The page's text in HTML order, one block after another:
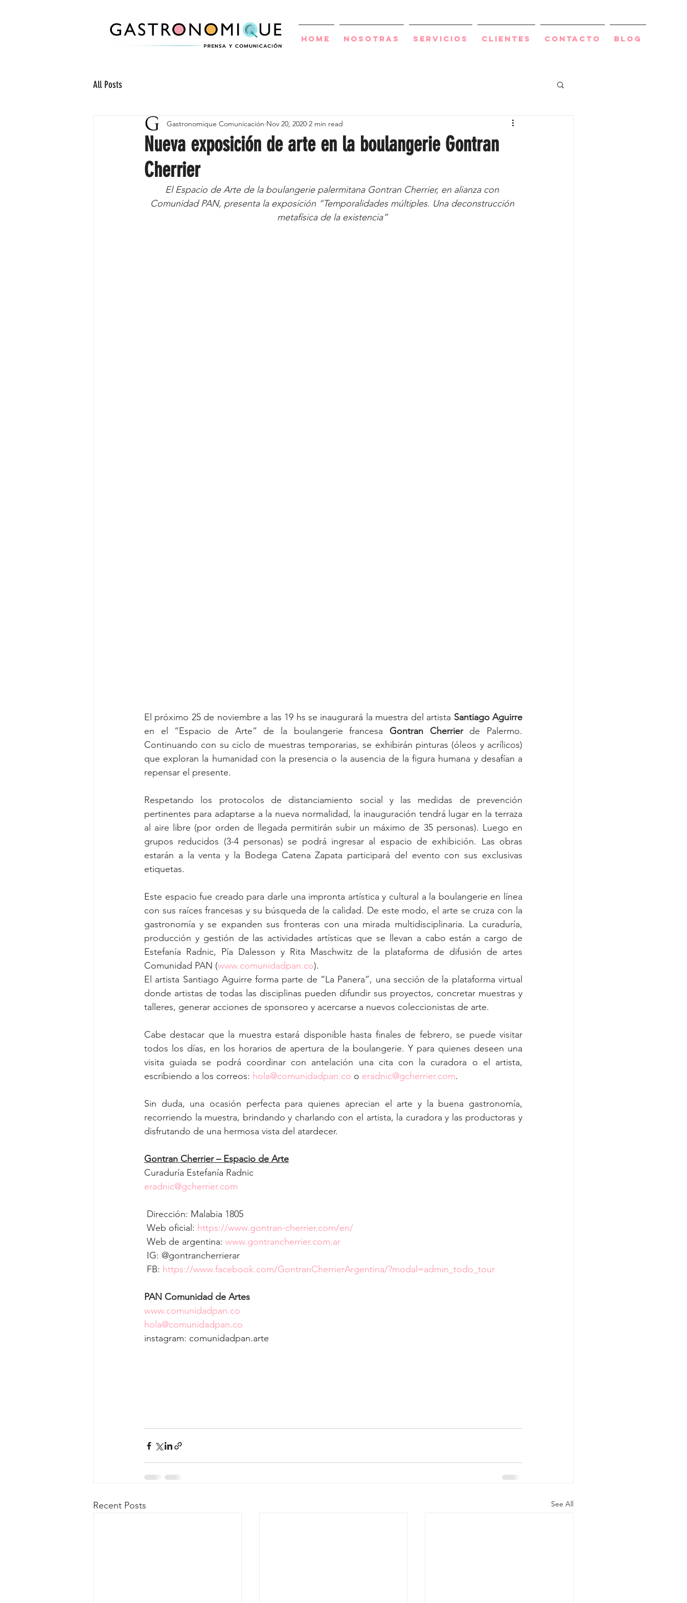
Home Nosotras Servicios Clientes Contacto BLOG
All Posts
Nueva exposición de arte en la boulangerie Gontran
Cherrier
Gastronomique Comunicación Nov 20, 2020 2 min read
El Espacio de Arte de la boulangerie palermitana Gontran Cherrier, en alianza con
Comunidad PAN, presenta la exposición “Temporalidades múltiples. Una deconstrucción
metafísica de la existencia”
El próximo 25 de noviembre a las 19 hs se inaugurará la muestra del artista Santiago Aguirre
en el “Espacio de Arte” de la boulangerie francesa Gontran Cherrier de Palermo.
Continuando con su ciclo de muestras temporarias, se exhibirán pinturas (óleos y acrílicos)
que exploran la humanidad con la presencia o la ausencia de la figura humana y desafían a
repensar el presente.
Respetando los protocolos de distanciamiento social y las medidas de prevención
pertinentes para adaptarse a la nueva normalidad, la inauguración tendrá lugar en la terraza
al aire libre (por orden de llegada permitirán subir un máximo de 35 personas). Luego en
grupos reducidos (3-4 personas) se podrá ingresar al espacio de exhibición. Las obras
estarán a la venta y la Bodega Catena Zapata participará del evento con sus exclusivas
etiquetas.
Este espacio fue creado para darle una impronta artística y cultural a la boulangerie en línea
con sus raíces francesas y su búsqueda de la calidad. De este modo, el arte se cruza con la
gastronomía y se expanden sus fronteras con una mirada multidisciplinaria. La curaduría,
producción y gestión de las actividades artísticas que se llevan a cabo están a cargo de
Estefanía Radnic, Pía Dalesson y Rita Maschwitz de la plataforma de difusión de artes
Comunidad PAN (www.comunidadpan.co).
El artista Santiago Aguirre forma parte de “La Panera”, una sección de la plataforma virtual
donde artistas de todas las disciplinas pueden difundir sus proyectos, concretar muestras y
talleres, generar acciones de sponsoreo y acercarse a nuevos coleccionistas de arte.
Cabe destacar que la muestra estará disponible hasta finales de febrero, se puede visitar
todos los días, en los horarios de apertura de la boulangerie. Y para quienes deseen una
visita guiada se podrá coordinar con antelación una cita con la curadora o el artista,
escribiendo a los correos: hola@comunidadpan.co o eradnic@gcherrier.com.
Sin duda, una ocasión perfecta para quienes aprecian el arte y la buena gastronomía,
recorriendo la muestra, brindando y charlando con el artista, la curadora y las productoras y
disfrutando de una hermosa vista del atardecer.
Gontran Cherrier – Espacio de Arte
Curaduría Estefanía Radnic
eradnic@gcherrier.com
Dirección: Malabia 1805
Web oficial: https://www.gontran-cherrier.com/en/
Web de argentina: www.gontrancherrier.com.ar
IG: @gontrancherrierar
FB: https://www.facebook.com/GontranCherrierArgentina/?modal=admin_todo_tour
PAN Comunidad de Artes
www.comunidadpan.co
hola@comunidadpan.co
instagram: comunidadpan.arte
Recent Posts See All